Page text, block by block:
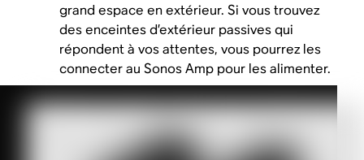
grand espace en extérieur. Si vous trouvez
des enceintes d’extérieur passives qui
répondent à vos attentes, vous pourrez les
connecter au Sonos Amp pour les alimenter.